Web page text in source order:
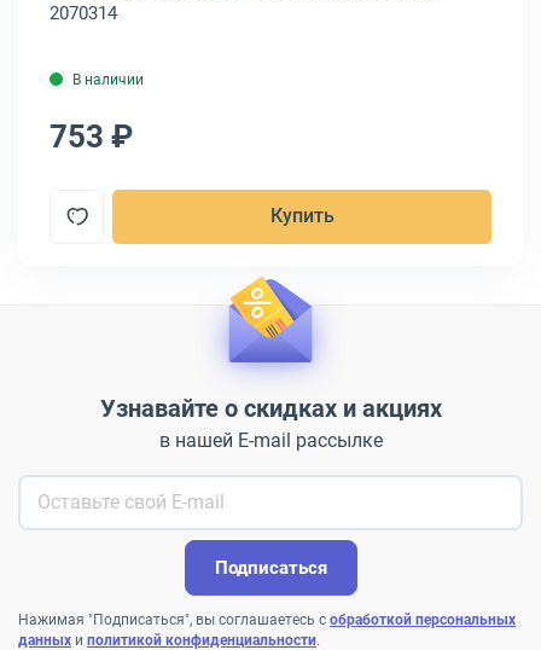
2070314
В наличии
753 ₽
Купить
Узнавайте о скидках и акциях
в нашей E-mail рассылке
Подписаться
Нажимая "Подписаться", вы соглашаетесь с обработкой персональных
данных и политикой конфиденциальности.